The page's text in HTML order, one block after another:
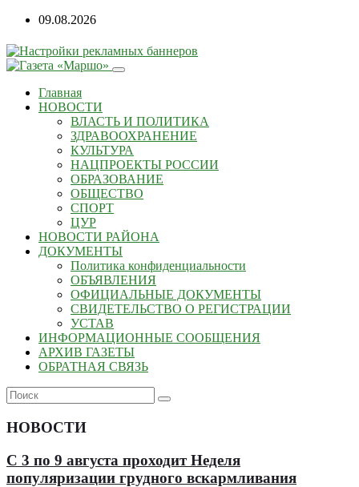
09.08.2026
Главная
НОВОСТИ
ВЛАСТЬ И ПОЛИТИКА
ЗДРАВООХРАНЕНИЕ
КУЛЬТУРА
НАЦПРОЕКТЫ РОССИИ
ОБРАЗОВАНИЕ
ОБЩЕСТВО
СПОРТ
ЦУР
НОВОСТИ РАЙОНА
ДОКУМЕНТЫ
Политика конфиденциальности
ОБЪЯВЛЕНИЯ
ОФИЦИАЛЬНЫЕ ДОКУМЕНТЫ
СВИДЕТЕЛЬСТВО О РЕГИСТРАЦИИ
УСТАВ
ИНФОРМАЦИОННЫЕ СООБЩЕНИЯ
АРХИВ ГАЗЕТЫ
ОБРАТНАЯ СВЯЗЬ
НОВОСТИ
С 3 по 9 августа проходит Неделя
популяризации грудного вскармливания